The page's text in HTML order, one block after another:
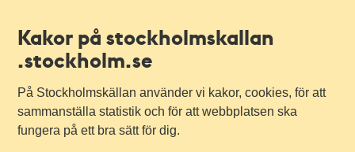
Kakor på stockholmskallan
.stockholm.se
På Stockholmskällan använder vi kakor, cookies, för att
sammanställa statistik och för att webbplatsen ska
fungera på ett bra sätt för dig.